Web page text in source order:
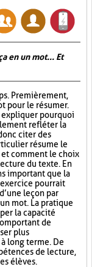
en un mot... Et
Premièrement,
pour le résumer.
expliquer pourquoi
refléter la
citer des
résume le
comment le choix
du texte. En
important que la
pourrait
leçon par
mot. La pratique
la capacité
de
plus
long terme. De
de lecture,
élèves.